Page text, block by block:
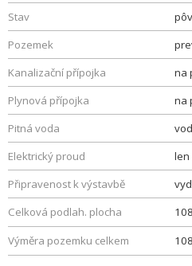
Stav
Pozemek
Kanalizační přípojka
na
Plynová přípojka
na
Pitná voda
Elektrický proud
len
Připravenost k výstavbě
Celková podlah. plocha
Výměra pozemku celkem